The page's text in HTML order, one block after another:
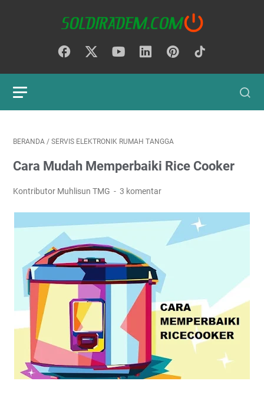
BERANDA / SERVIS ELEKTRONIK RUMAH TANGGA
Cara Mudah Memperbaiki Rice Cooker
Kontributor Muhlisun TMG 3 komentar